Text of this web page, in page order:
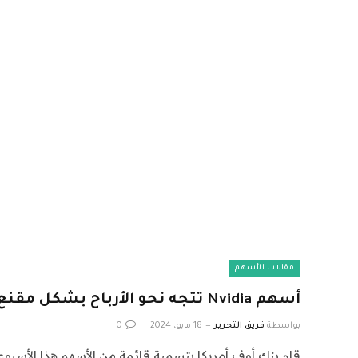
مقالات الأسهم
أسهم Nvidia تتجه نحو الأرباح بشكل مقنع
بواسطة فريق التحرير 18 مايو، 2024 0